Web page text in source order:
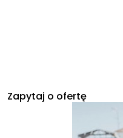
Zapytaj o ofertę